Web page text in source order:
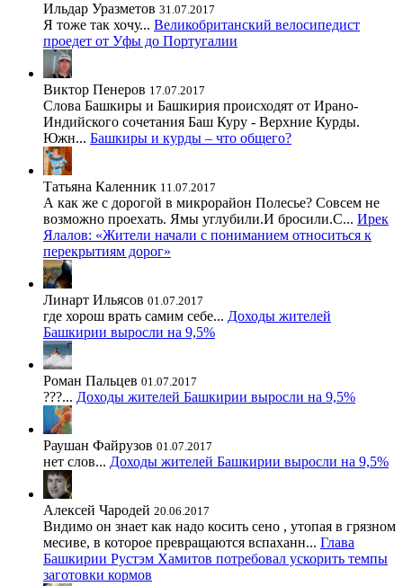
Ильдар Уразметов 31.07.2017
Я тоже так хочу... Великобританский велосипедист
проедет от Уфы до Португалии
Виктор Пенеров 17.07.2017
Слова Башкиры и Башкирия происходят от Ирано-
Индийского сочетания Баш Куру - Верхние Курды.
Южн... Башкиры и курды – что общего?
Татьяна Каленник 11.07.2017
А как же с дорогой в микрорайон Полесье? Совсем не
возможно проехать. Ямы углубили.И бросили.С... Ирек
Ялалов: «Жители начали с пониманием относиться к
перекрытиям дорог»
Линарт Ильясов 01.07.2017
где хорош врать самим себе... Доходы жителей
Башкирии выросли на 9,5%
Роман Пальцев 01.07.2017
???... Доходы жителей Башкирии выросли на 9,5%
Раушан Файрузов 01.07.2017
нет слов... Доходы жителей Башкирии выросли на 9,5%
Алексей Чародей 20.06.2017
Видимо он знает как надо косить сено , утопая в грязном
месиве, в которое превращаются вспаханн... Глава
Башкирии Рустэм Хамитов потребовал ускорить темпы
заготовки кормов